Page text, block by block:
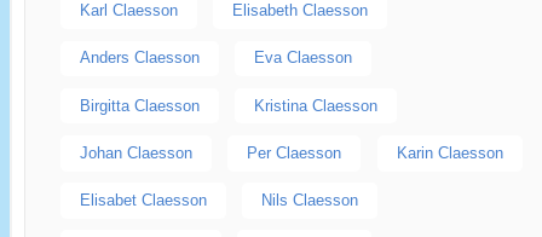
Karl Claesson Elisabeth Claesson
Anders Claesson Eva Claesson
Birgitta Claesson Kristina Claesson
Johan Claesson Per Claesson Karin Claesson
Elisabet Claesson Nils Claesson